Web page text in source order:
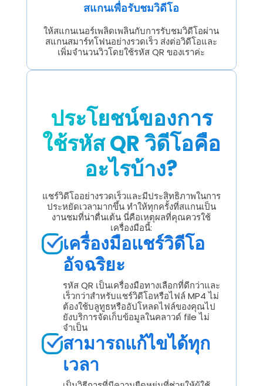
สแกนเพื่อรับชมวิดีโอ
ให้สแกนเนอร์เพลิดเพลินกับการรับชมวิดีโอผ่าน
สแกนสมาร์ทโฟนอย่างรวดเร็ว ส่งต่อวิดีโอและ
เพิ่มจำนวนวิวโดยใช้รหัส QR ของเราค่ะ
ประโยชน์ของการ
ใช้รหัส QR วิดีโอคือ
อะไรบ้าง?
แชร์วิดีโออย่างรวดเร็วและมีประสิทธิภาพในการ
ประหยัดเวลามากขึ้น ทำให้ทุกครั้งที่สแกนเป็น
งานชมที่น่าตื่นเต้น นี่คือเหตุผลที่คุณควรใช้
เครื่องมือนี้:
เครื่องมือแชร์วิดีโอ
อัจฉริยะ
รหัส QR เป็นเครื่องมือทางเลือกที่ดีกว่าและ
เร็วกว่าสำหรับแชร์วิดีโอหรือไฟล์ MP4 ไม่
ต้องใช้บลูทูธหรืออัปโหลดไฟล์ของคุณไป
ยังบริการจัดเก็บข้อมูลในคลาวด์ file ไม่
จำเป็น
สามารถแก้ไขได้ทุก
เวลา